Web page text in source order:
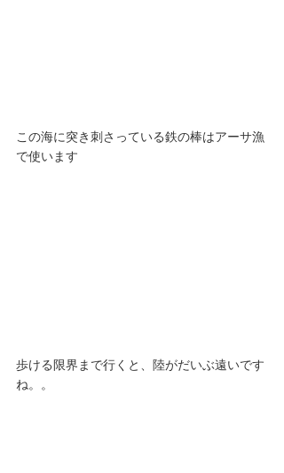
この海に突き刺さっている鉄の棒はアーサ漁
で使います
歩ける限界まで行くと、陸がだいぶ遠いです
ね。。